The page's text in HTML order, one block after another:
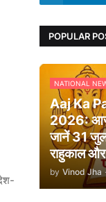
POPULAR
NATIONAL
Aaj Ka
2026:
जानें 31
राहुकाल
by Vinod Jha